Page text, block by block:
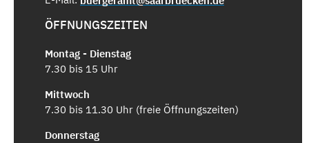
ÖFFNUNGSZEITEN
Montag - Dienstag
7.30 bis 15 Uhr
Mittwoch
7.30 bis 11.30 Uhr (freie Öffnungszeiten)
Donnerstag